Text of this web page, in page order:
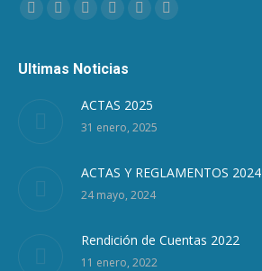
Encuéntranos en:
Facebook
TwitterGoogle+LinkedinPinterestInstagram
Ultimas Noticias
ACTAS 2025
31 enero, 2025
ACTAS Y REGLAMENTOS 2024
24 mayo, 2024
Rendición de Cuentas 2022
11 enero, 2022